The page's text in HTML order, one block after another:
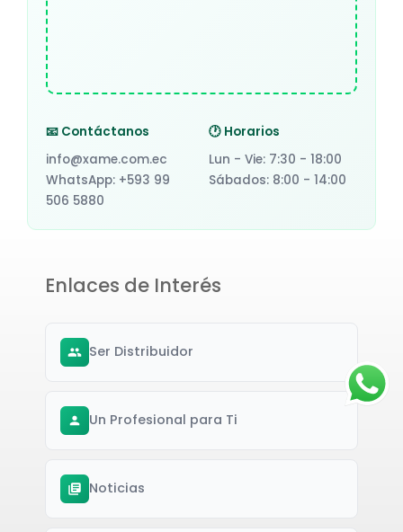
📧 Contáctanos
info@xame.com.ec
WhatsApp: +593 99
506 5880
🕐 Horarios
Lun - Vie: 7:30 - 18:00
Sábados: 8:00 - 14:00
Enlaces de Interés
Ser Distribuidor
Un Profesional para Ti
Noticias